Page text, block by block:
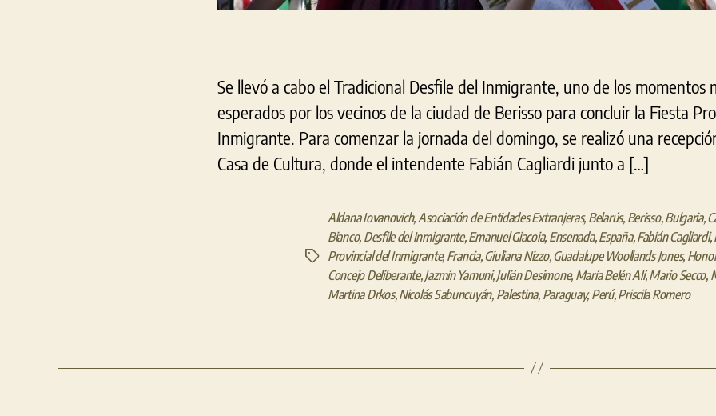
Se llevó a cabo el Tradicional Desfile del Inmigrante, uno de los momentos
esperados por los vecinos de la ciudad de Berisso para concluir la Fiesta
Inmigrante. Para comenzar la jornada del domingo, se realizó una
Casa de Cultura, donde el intendente Fabián Cagliardi junto a […]
Etiquetas
Aldana Iovanovich, Asociación de Entidades Extranjeras, Belarús, Berisso,Bulgaria,
Bianco, Desfile del Inmigrante,Emanuel Giacoia, Ensenada,España,Fabián Cagliardi,
Provincial del Inmigrante, Francia,Giuliana Nizzo,Guadalupe Woollands Jones,
Concejo Deliberante,Jazmín Yamuni,Julián Desimone, María Belén Alí,Mario Secco,
Martina Drkos,Nicolás Sabuncuyán, Palestina, Paraguay,Perú,Priscila Romero